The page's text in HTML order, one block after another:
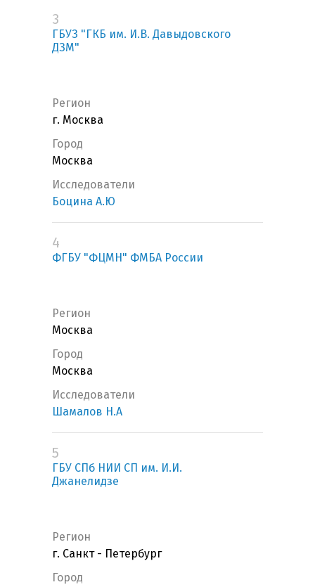
3
ГБУЗ "ГКБ им. И.В. Давыдовского
ДЗМ"
Регион
г. Москва
Город
Москва
Исследователи
Боцина А.Ю
4
ФГБУ "ФЦМН" ФМБА России
Регион
Москва
Город
Москва
Исследователи
Шамалов Н.А
5
ГБУ СПб НИИ СП им. И.И.
Джанелидзе
Регион
г. Санкт - Петербург
Город